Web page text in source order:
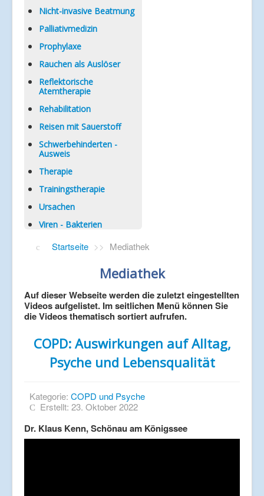
Nicht-invasive Beatmung
Palliativmedizin
Prophylaxe
Rauchen als Auslöser
Reflektorische
Atemtherapie
Rehabilitation
Reisen mit Sauerstoff
Schwerbehinderten -
Ausweis
Therapie
Trainingstherapie
Ursachen
Viren - Bakterien
Startseite >> Mediathek
Mediathek
Auf dieser Webseite werden die zuletzt eingestellten
Videos aufgelistet. Im seitlichen Menü können Sie
die Videos thematisch sortiert aufrufen.
COPD: Auswirkungen auf Alltag,
Psyche und Lebensqualität
Kategorie: COPD und Psyche
Erstellt: 23. Oktober 2022
Dr. Klaus Kenn, Schönau am Königssee